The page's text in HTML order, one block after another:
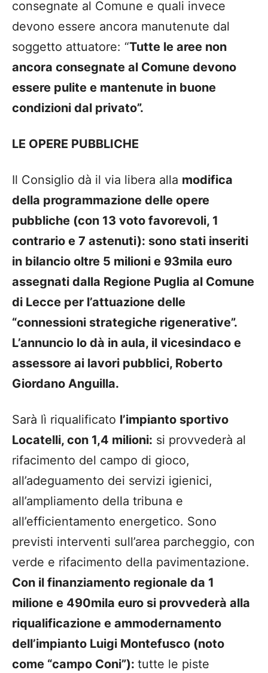
consegnate al Comune e quali invece
devono essere ancora manutenute dal
soggetto attuatore: “Tutte le aree non
ancora consegnate al Comune devono
essere pulite e mantenute in buone
condizioni dal privato”.
LE OPERE PUBBLICHE
Il Consiglio dà il via libera alla modifica
della programmazione delle opere
pubbliche (con 13 voto favorevoli, 1
contrario e 7 astenuti): sono stati inseriti
in bilancio oltre 5 milioni e 93mila euro
assegnati dalla Regione Puglia al Comune
di Lecce per l’attuazione delle
“connessioni strategiche rigenerative”.
L’annuncio lo dà in aula, il vicesindaco e
assessore ai lavori pubblici, Roberto
Giordano Anguilla.
Sarà lì riqualificato l’impianto sportivo
Locatelli, con 1,4 milioni: si provvederà al
rifacimento del campo di gioco,
all’adeguamento dei servizi igienici,
all’ampliamento della tribuna e
all’efficientamento energetico. Sono
previsti interventi sull’area parcheggio, con
verde e rifacimento della pavimentazione.
Con il finanziamento regionale da 1
milione e 490mila euro si provvederà alla
riqualificazione e ammodernamento
dell’impianto Luigi Montefusco (noto
come “campo Coni”): tutte le piste